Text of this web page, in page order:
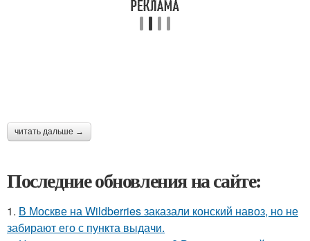
читать дальше →
Последние обновления на сайте:
1. В Москве на Wildberries заказали конский навоз, но не
забирают его с пункта выдачи.